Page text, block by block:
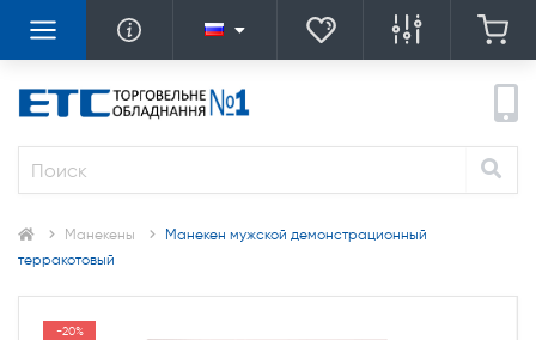
Манекены
Манекен мужской демонстрационный
терракотовый
-20%